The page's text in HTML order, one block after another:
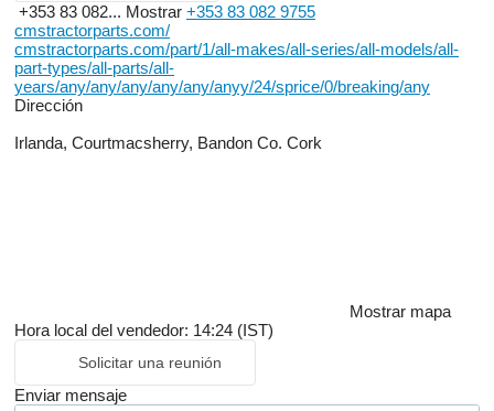
+353 83 082... Mostrar +353 83 082 9755
cmstractorparts.com/
cmstractorparts.com/part/1/all-makes/all-series/all-models/all-
part-types/all-parts/all-
years/any/any/any/any/any/anyy/24/sprice/0/breaking/any
Dirección
Irlanda, Courtmacsherry, Bandon Co. Cork
Mostrar mapa
Hora local del vendedor: 14:24 (IST)
Solicitar una reunión
Enviar mensaje